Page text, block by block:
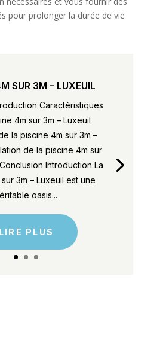
pour prolonger la durée de vie
SUR 3M – LUXEUIL
Caractéristiques
4m sur 3m – Luxeuil
la piscine 4m sur 3m –
de la piscine 4m sur
Introduction La
3m – Luxeuil est une
oasis...
LIRE PLUS